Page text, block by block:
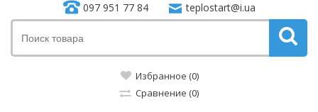
097 951 77 84 teplostart@i.ua
Избранное (0)
Сравнение (0)